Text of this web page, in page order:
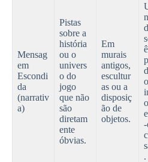
Mensag
em
Escondi
da
(narrativ
a)
Pistas
sobre a
história
ou o
univers
o do
jogo
que não
são
diretam
ente
óbvias.
Em
murais
antigos,
escultur
as ou a
disposiç
ão de
objetos.
.